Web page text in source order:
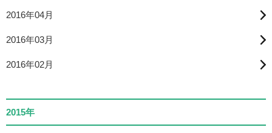
2016年04月
2016年03月
2016年02月
2015年